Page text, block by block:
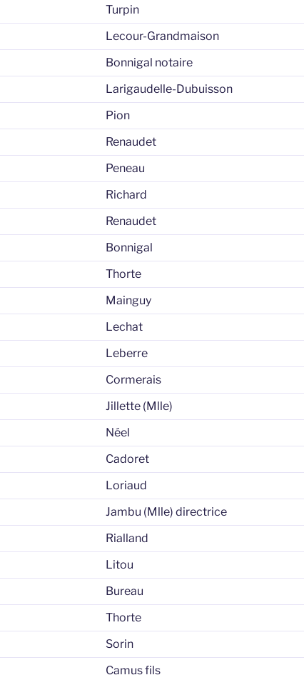
Turpin
Lecour-Grandmaison
Bonnigal notaire
Larigaudelle-Dubuisson
Pion
Renaudet
Peneau
Richard
Renaudet
Bonnigal
Thorte
Mainguy
Lechat
Leberre
Cormerais
Jillette (Mlle)
Néel
Cadoret
Loriaud
Jambu (Mlle) directrice
Rialland
Litou
Bureau
Thorte
Sorin
Camus fils